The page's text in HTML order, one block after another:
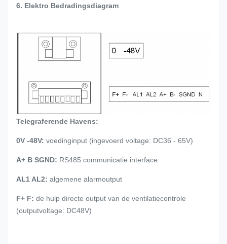
6. Elektro Bedradingsdiagram
Telegraferende Havens:
0V -48V: voedinginput (ingevoerd voltage: DC36 - 65V)
A+ B SGND: RS485 communicatie interface
AL1 AL2: algemene alarmoutput
F+ F: de hulp directe output van de ventilatiecontrole
(outputvoltage: DC48V)